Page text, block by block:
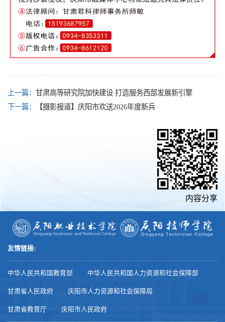
上一篇： 甘肃高等研究院加快建设 打造服务西部发展新引擎
下一篇：
【摄影报道】庆阳市欢送2026年度新兵
内容分享
友情链接:
中华人民共和国教育部 中华人民共和国人力资源和社会保障部
甘肃省人民政府 庆阳市人力资源和社会保障局
甘肃省教育厅 庆阳市人民政府